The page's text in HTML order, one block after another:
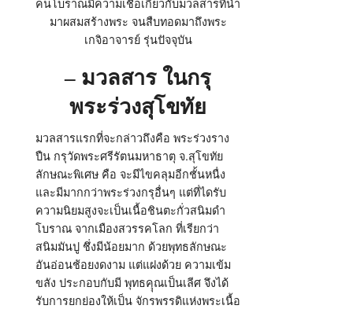
มาผสมสร้างพระ จนสืบทอดมาถึงพระ
เกจิอาจารย์ รุ่นปัจจุบัน
– มวลสาร ในกรุ
พระร่วงสุโขทัย
มวลสารแรกที่จะกล่าวถึงคือ พระร่วงราง
ปืน กรุวัดพระศรีรัตนมหาธาตุ จ.สุโขทัย
ลักษณะพิเศษ คือ จะมีไขคลุมอีกชั้นหนื่ง
และมีมากกว่าพระร่วงกรุอื่นๆ แต่ที่ไดรับ
ความนิยมสูงจะเป็นเนื้อชินตะกั่วสนิมดำ
โบราณ จากเมืองสวรรคโลก ที่เรียกว่า
สนิมมันปู ชึ่งมีน้อยมาก ด้วยพุทธลักษณะ
อันอ่อนช้อยงดงาม แต่แฝงด้วย ความเข้ม
ขลัง ประกอบกับมี พุทธคุุณเป็นเลีศ จึงได้
รับการยกย่องให้เป็น จักรพรรดิแห่งพระเนื้อ